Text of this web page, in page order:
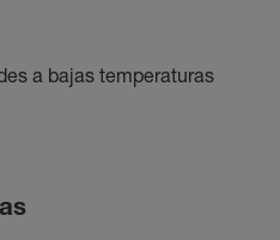
a bajas temperaturas